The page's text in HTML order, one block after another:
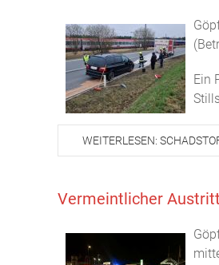
Ein
WEITERLESEN:
Vermeintlicher